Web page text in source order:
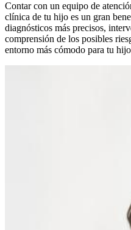
Contar con un equipo de
clínica de tu hijo es un gran
diagnósticos más precisos,
comprensión de los posibles
entorno más cómodo para tu